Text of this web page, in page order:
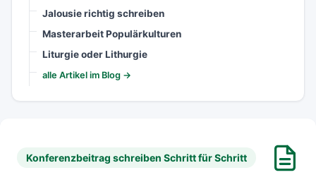
Jalousie richtig schreiben
Masterarbeit Populärkulturen
Liturgie oder Lithurgie
alle Artikel im Blog →
Konferenzbeitrag schreiben Schritt für Schritt